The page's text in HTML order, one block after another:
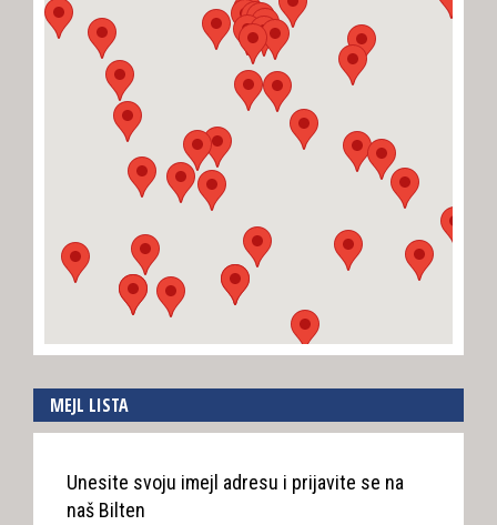
MEJL LISTA
Unesite svoju imejl adresu i prijavite se na
naš Bilten